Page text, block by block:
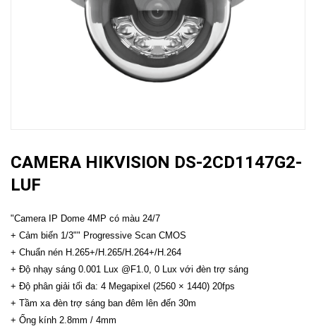
CAMERA HIKVISION DS-2CD1147G2-
LUF
"Camera IP Dome 4MP có màu 24/7
+ Cảm biến 1/3"" Progressive Scan CMOS
+ Chuẩn nén H.265+/H.265/H.264+/H.264
+ Độ nhạy sáng 0.001 Lux @F1.0, 0 Lux với đèn trợ sáng
+ Độ phân giải tối đa: 4 Megapixel (2560 × 1440) 20fps
+ Tầm xa đèn trợ sáng ban đêm lên đến 30m
+ Ống kính 2.8mm / 4mm